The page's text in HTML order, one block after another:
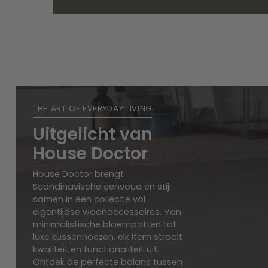
THE ART OF EVERYDAY LIVING
Uitgelicht van
House Doctor
House Doctor brengt
Scandinavische eenvoud en stijl
samen in een collectie vol
eigentijdse woonaccessoires. Van
minimalistische bloempotten tot
luxe kussenhoezen, elk item straalt
kwaliteit en functionaliteit uit.
Ontdek de perfecte balans tussen